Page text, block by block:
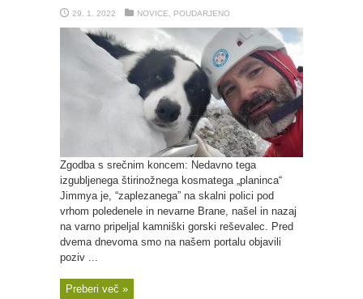
29. 1. 2022 NOVICE POUDARJENO
Zgodba s srečnim koncem: Nedavno tega
izgubljenega štirinožnega kosmatega „planinca“
Jimmya je, “zaplezanega” na skalni polici pod
vrhom poledenele in nevarne Brane, našel in nazaj
na varno pripeljal kamniški gorski reševalec. Pred
dvema dnevoma smo na našem portalu objavili
poziv ...
Preberi več »